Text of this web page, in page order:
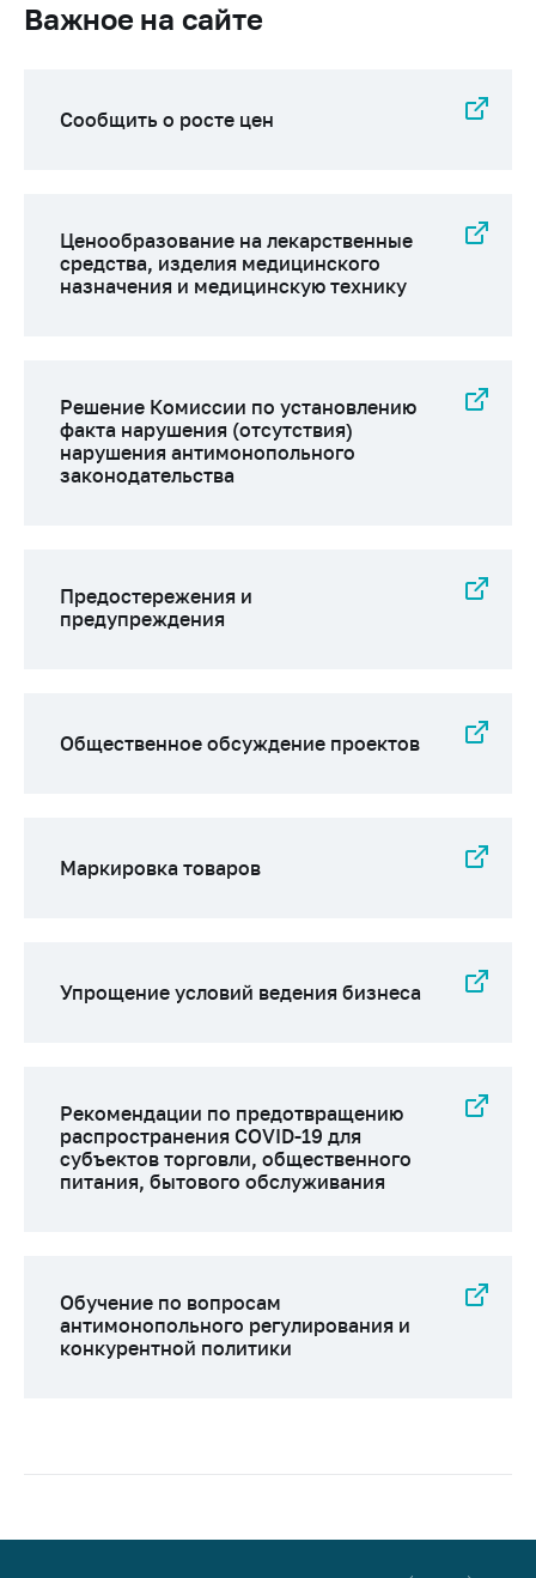
Важное на сайте
Сообщить о росте цен
Ценообразование на лекарственные
средства, изделия медицинского
назначения и медицинскую технику
Решение Комиссии по установлению
факта нарушения (отсутствия)
нарушения антимонопольного
законодательства
Предостережения и
предупреждения
Общественное обсуждение проектов
Маркировка товаров
Упрощение условий ведения бизнеса
Рекомендации по предотвращению
распространения COVID-19 для
субъектов торговли, общественного
питания, бытового обслуживания
Обучение по вопросам
антимонопольного регулирования и
конкурентной политики